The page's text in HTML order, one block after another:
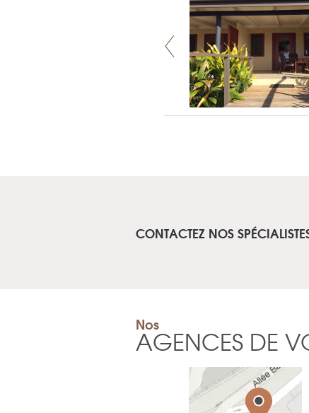
CONTACTEZ NOS
Nos
AGENCES DE